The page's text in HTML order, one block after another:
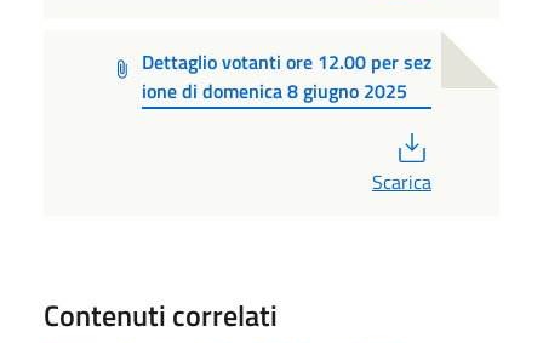
Dettaglio votanti ore 12.00 per sez
ione di domenica 8 giugno 2025
Scarica
Contenuti correlati